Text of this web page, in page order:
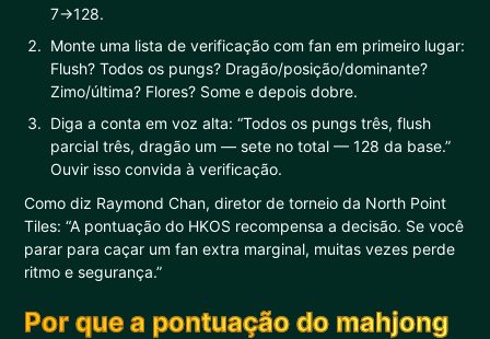
7→128.
Monte uma lista de verificação com fan em primeiro lugar:
Flush? Todos os pungs? Dragão/posição/dominante?
Zimo/última? Flores? Some e depois dobre.
Diga a conta em voz alta: “Todos os pungs três, flush
parcial três, dragão um — sete no total — 128 da base.”
Ouvir isso convida à verificação.
Como diz Raymond Chan, diretor de torneio da North Point
Tiles: “A pontuação do HKOS recompensa a decisão. Se você
parar para caçar um fan extra marginal, muitas vezes perde
ritmo e segurança.”
Por que a pontuação do mahjong